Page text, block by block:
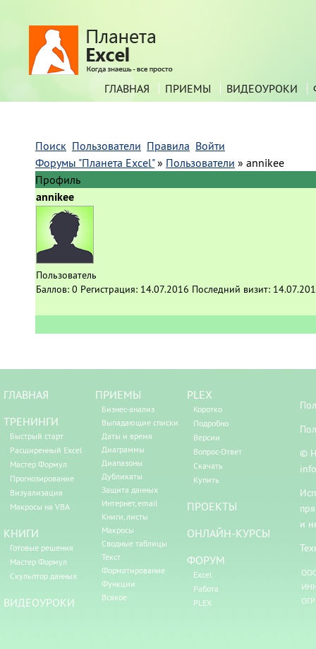
ГЛАВНАЯ ПРИЕМЫ ВИДЕОУРОКИ
Поиск Пользователи Правила Войти
Форумы "Планета Excel" » Пользователи » annikee
Профиль
annikee
Пользователь
Баллов: 0 Регистрация: 14.07.2016 Последний визит:
ГЛАВНАЯ
ТРЕНИНГИ
Быстрый старт
Расширенный Excel
Мастер Формул
Прогнозирование
Визуализация
Макросы на VBA
КНИГИ
Готовые решения
Мастер Формул
Скульптор данных
ВИДЕОУРОКИ
ПРИЕМЫ
Бизнес-анализ
Выпадающие списки
Даты и время
Диаграммы
Диапазоны
Дубликаты
Защита данных
Интернет, email
Книги, листы
Макросы
Сводные таблицы
Текст
Форматирование
Функции
Всякое
PLEX
Коротко
Подробно
Версии
Вопрос-Ответ
Скачать
Купить
ПРОЕКТЫ
ОНЛАЙН-КУРСЫ
ФОРУМ
Excel
Работа
PLEX
©
и